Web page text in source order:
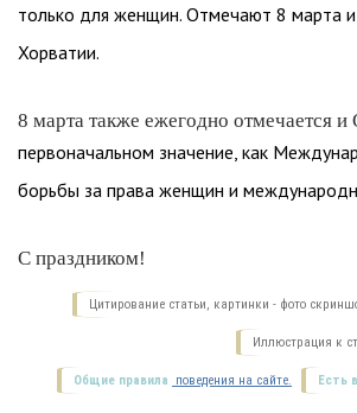
только для женщин. Отмечают 8 марта и
Хорватии.
8 марта также ежегодно отмечается
первоначальном значение, как
борьбы за права женщин и
С праздником!
Цитирование статьи, картинки - фото
Иллюстрация к
Есть
Общие правила поведения на сайте.